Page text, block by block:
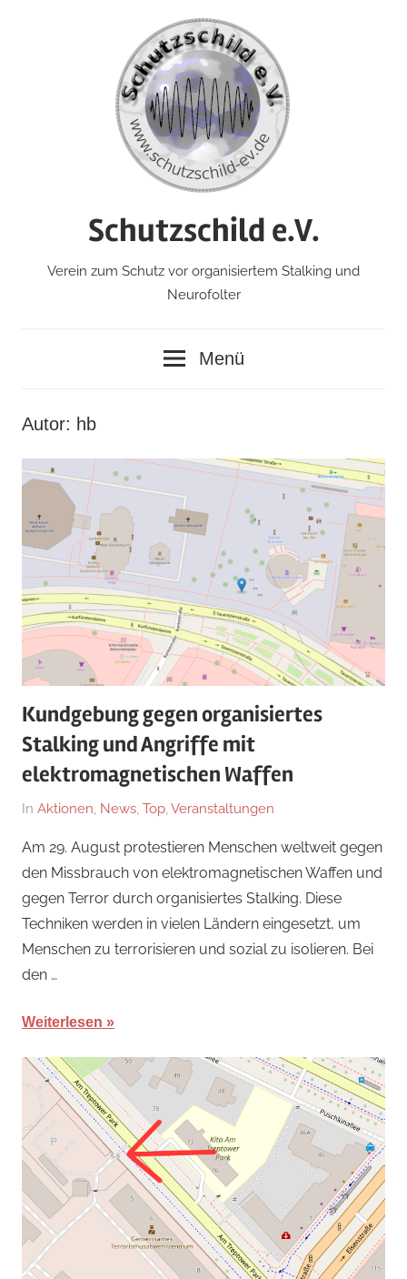
Schutzschild e.V.
Verein zum Schutz vor organisiertem Stalking und
Neurofolter
Menü
Autor: hb
Kundgebung gegen organisiertes
Stalking und Angriffe mit
elektromagnetischen Waffen
Am
August
2026
Von
In Aktionen, News, Top, Veranstaltungen
Am 29. August protestieren Menschen weltweit gegen
den Missbrauch von elektromagnetischen Waffen und
gegen Terror durch organisiertes Stalking. Diese
Techniken werden in vielen Ländern eingesetzt, um
Menschen zu terrorisieren und sozial zu isolieren. Bei
den …
Weiterlesen